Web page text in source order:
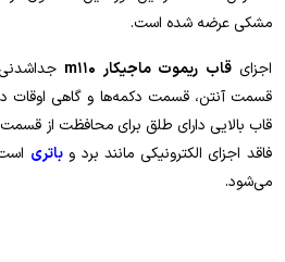
مشکی عرضه شده است.
اجزایقاب ریموت ماجیکار m110
قسمت آنتن، قسمت دکمه‌ها و گاهی اوقات
فاقد اجزای الکترونیکی مانند برد وباتری
می‌شود.